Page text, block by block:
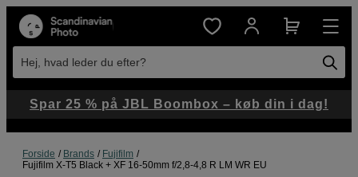
Hej, hvad leder du efter?
Forside Brands
Fujifilm
Fujifilm X-T5 Black + XF 16-50mm f/2,8-4,8 R LM WR EU
Spar 25 % på JBL Boombox – køb din i dag!